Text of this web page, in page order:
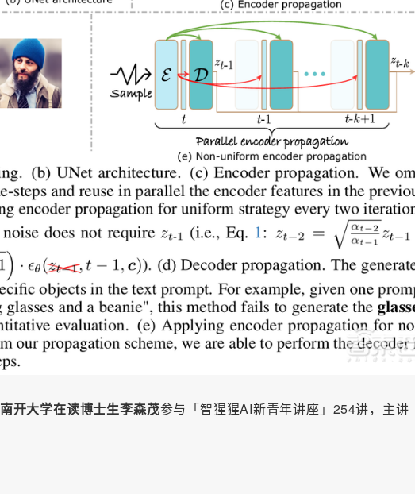
南开大学在读博士生李森茂参与「智猩猩AI新青年讲座」254讲，主讲